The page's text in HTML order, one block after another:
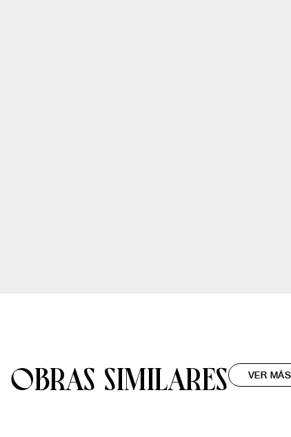
OBRAS SIMILARES VER MÁS